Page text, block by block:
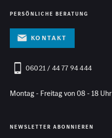
PERSÖNLICHE BERATUNG
Kontakt
06021 / 44 77 94 444
Montag - Freitag von 08 - 18 Uhr
NEWSLETTER ABONNIEREN